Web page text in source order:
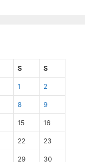
S S
1 2
8 9
15 16
22 23
29 30